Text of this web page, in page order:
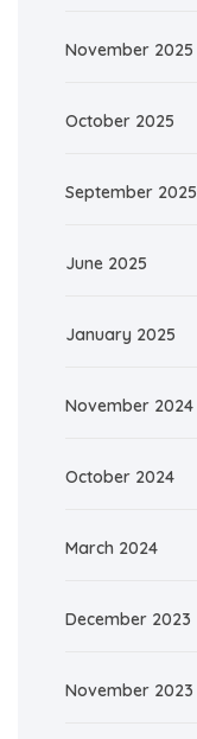
November 2025
October 2025
September 2025
June 2025
January 2025
November 2024
October 2024
March 2024
December 2023
November 2023